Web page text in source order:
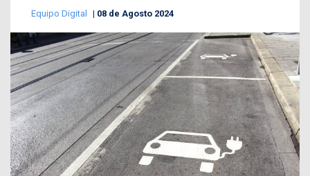
Equipo Digital 08 de Agosto 2024